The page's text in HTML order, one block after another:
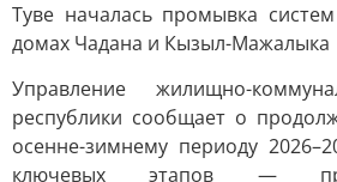
Туве началась промывка
домах Чадана и Кызыл-Мажалыка
Управление жилищно-
республики сообщает о
осенне-зимнему периоду
ключевых этапов —